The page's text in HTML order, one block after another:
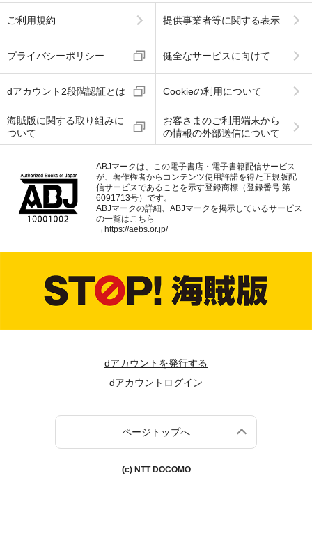
ご利用規約 提供事業者等に関する表示
プライバシーポリシー 健全なサービスに向けて
dアカウント2段階認証とは Cookieの利用について
海賊版に関する取り組みに
ついて
お客さまのご利用端末から
の情報の外部送信について
ABJマークは、この電子書店・電子書籍配信サービス
が、著作権者からコンテンツ使用許諾を得た正規版配
信サービスであることを示す登録商標（登録番号 第
6091713号）です。
ABJマークの詳細、ABJマークを掲示しているサービス
の一覧はこちら
→https://aebs.or.jp/
dアカウントを発行する
dアカウントログイン
ページトップへ
(c) NTT DOCOMO